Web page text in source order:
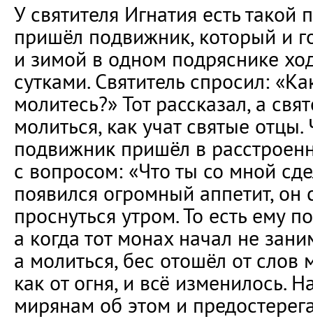
У святителя Игнатия есть
пришёл подвижник, который и
и зимой в одном подряснике
сутками. Святитель спросил:
молитесь?» Тот рассказал, а
молиться, как учат святые
подвижник пришёл в
с вопросом: «Что ты со мной
появился огромный аппетит, он
проснуться утром. То есть ему
а когда тот монах начал не
а молиться, бес отошёл от слов
как от огня, и всё изменилось.
мирянам об этом и